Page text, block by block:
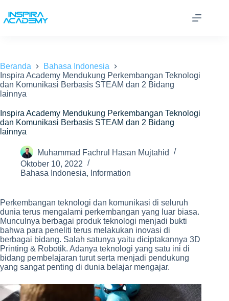
content
Beranda
Bahasa Indonesia
Inspira Academy Mendukung Perkembangan Teknologi
dan Komunikasi Berbasis STEAM dan 2 Bidang
lainnya
Inspira Academy Mendukung Perkembangan Teknologi
dan Komunikasi Berbasis STEAM dan 2 Bidang
lainnya
Muhammad Fachrul Hasan Mujtahid
Oktober 10, 2022
Bahasa Indonesia, Information
Perkembangan teknologi dan komunikasi di seluruh
dunia terus mengalami perkembangan yang luar biasa.
Munculnya berbagai produk teknologi menjadi bukti
bahwa para peneliti terus melakukan inovasi di
berbagai bidang. Salah satunya yaitu diciptakannya 3D
Printing & Robotik. Adanya teknologi yang satu ini di
bidang pembelajaran turut serta menjadi pendukung
yang sangat penting di dunia belajar mengajar.